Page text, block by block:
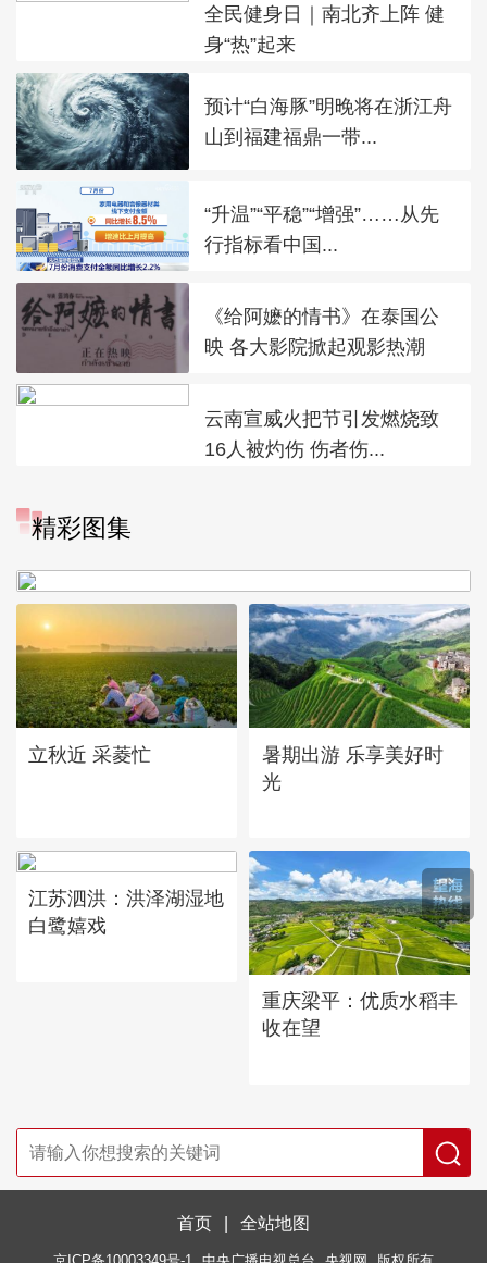
全民健身日｜南北齐上阵 健
身“热”起来
预计“白海豚”明晚将在浙江舟
山到福建福鼎一带...
“升温”“平稳”“增强”……从先
行指标看中国...
《给阿嬷的情书》在泰国公
映 各大影院掀起观影热潮
云南宣威火把节引发燃烧致
16人被灼伤 伤者伤...
精彩图集
“科学”号完成西太平洋共享
立秋近 采菱忙
暑期出游 乐享美好时
光
江苏泗洪：洪泽湖湿地
白鹭嬉戏
重庆梁平：优质水稻丰
收在望
首页 全站地图